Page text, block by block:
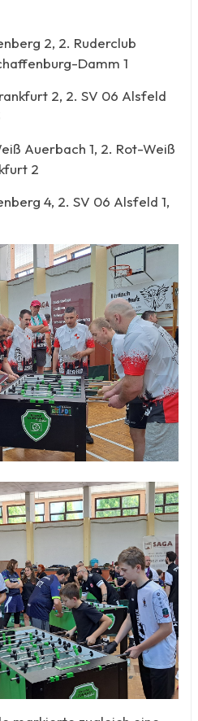
2, 2. Ruderclub
Damm 1
2, 2. SV 06 Alsfeld
Auerbach 1, 2. Rot-Weiß
2
4, 2. SV 06 Alsfeld 1,